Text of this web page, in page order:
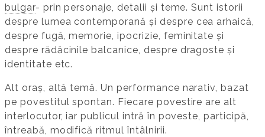
bulgar- prin personaje, detalii și teme. Sunt istorii
despre lumea contemporană și despre cea arhaică,
despre fugă, memorie, ipocrizie, feminitate și
despre rădăcinile balcanice, despre dragoste și
identitate etc.
Alt oraș, altă temă. Un performance narativ, bazat
pe povestitul spontan. Fiecare povestire are alt
interlocutor, iar publicul intră în poveste, participă,
întreabă, modifică ritmul întâlnirii.